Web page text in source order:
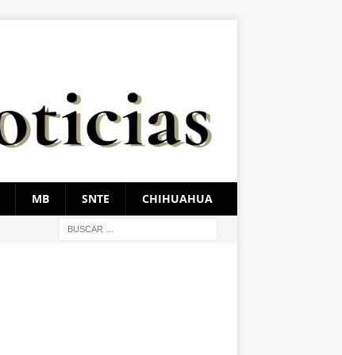
MB SNTE CHIHUAHUA